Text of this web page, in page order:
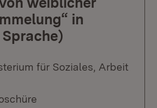
in
für Soziales, Arbeit